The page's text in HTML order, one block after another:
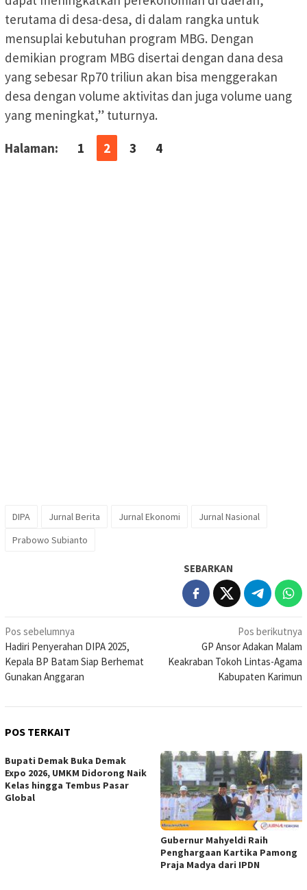
terutama di desa-desa, di dalam rangka untuk
mensuplai kebutuhan program MBG. Dengan
demikian program MBG disertai dengan dana desa
yang sebesar Rp70 triliun akan bisa menggerakan
desa dengan volume aktivitas dan juga volume uang
yang meningkat,” tuturnya.
Halaman:
1 2 3 4
DIPA Jurnal Berita Jurnal Ekonomi
Jurnal Nasional
Prabowo Subianto
SEBARKAN
Navigasi
pos
Pos sebelumnya
Hadiri Penyerahan DIPA 2025,
Kepala BP Batam Siap Berhemat
Gunakan Anggaran
Pos berikutnya
GP Ansor Adakan Malam
Keakraban Tokoh Lintas-Agama
Kabupaten Karimun
POS TERKAIT
Bupati Demak Buka Demak
Expo 2026, UMKM Didorong Naik
Kelas hingga Tembus Pasar
Global
Gubernur Mahyeldi Raih
Penghargaan Kartika Pamong
Praja Madya dari IPDN